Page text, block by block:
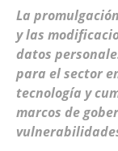
La
y las
datos
para el sector
tecnología y
marcos de